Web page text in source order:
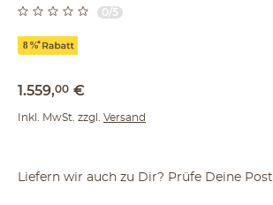
0/5
1.559,00 €
Inkl. MwSt. zzgl. Versand
Liefern wir auch zu Dir? Prüfe Deine